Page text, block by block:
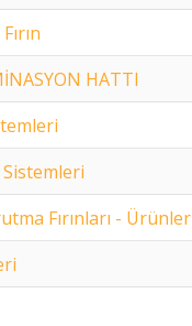
HATTI
Fırınları - Ürünler